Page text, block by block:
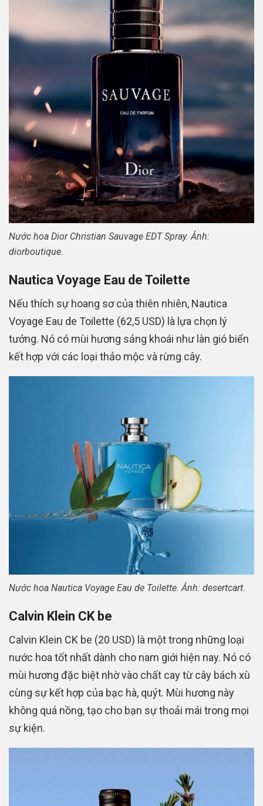
Nước hoa Dior Christian Sauvage EDT Spray. Ảnh:
diorboutique.
Nautica Voyage Eau de Toilette
Nếu thích sự hoang sơ của thiên nhiên, Nautica
Voyage Eau de Toilette (62,5 USD) là lựa chọn lý
tưởng. Nó có mùi hương sảng khoái như làn gió biển
kết hợp với các loại thảo mộc và rừng cây.
Nước hoa Nautica Voyage Eau de Toilette. Ảnh: desertcart.
Calvin Klein CK be
Calvin Klein CK be (20 USD) là một trong những loại
nước hoa tốt nhất dành cho nam giới hiện nay. Nó có
mùi hương đặc biệt nhờ vào chất cay từ cây bách xù
cùng sự kết hợp của bạc hà, quýt. Mùi hương này
không quá nồng, tạo cho bạn sự thoải mái trong mọi
sự kiện.